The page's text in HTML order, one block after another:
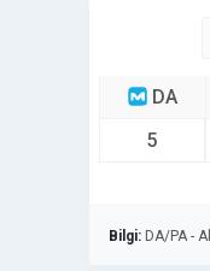
DA
5
Bilgi: DA/PA -